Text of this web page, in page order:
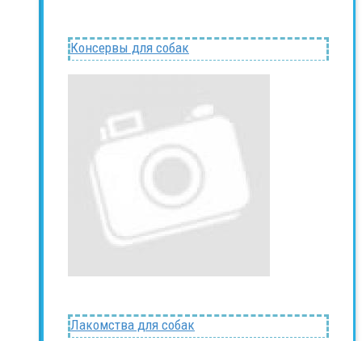
Консервы для собак
Лакомства для собак